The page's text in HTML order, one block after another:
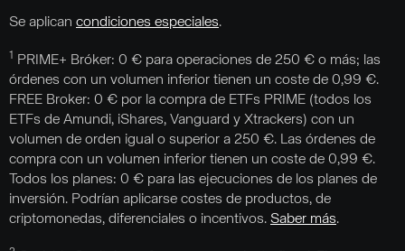
Se aplican condiciones especiales.
1
PRIME+ Bróker: 0 € para operaciones de 250 € o más; las
órdenes con un volumen inferior tienen un coste de 0,99 €.
FREE Broker: 0 € por la compra de ETFs PRIME (todos los
ETFs de Amundi, iShares, Vanguard y Xtrackers) con un
volumen de orden igual o superior a 250 €. Las órdenes de
compra con un volumen inferior tienen un coste de 0,99 €.
Todos los planes: 0 € para las ejecuciones de los planes de
inversión. Podrían aplicarse costes de productos, de
criptomonedas, diferenciales o incentivos. Saber más.